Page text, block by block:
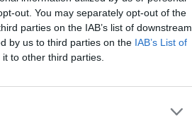
out. You may separately opt-out of the
parties on the IAB’s list of downstream
by us to third parties on the IAB’s List of
to other third parties.